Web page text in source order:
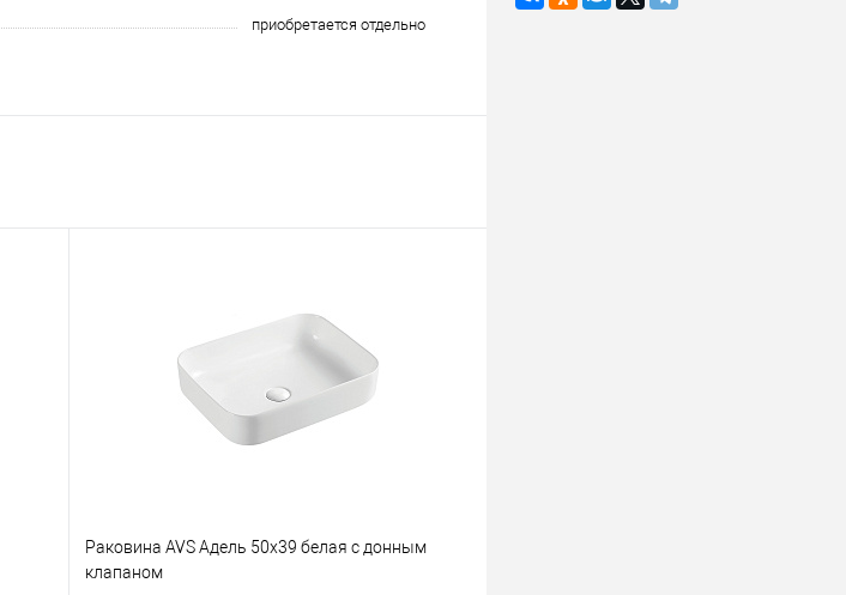
приобретается отдельно
Раковина AVS Адель 50x39 белая с донным
клапаном